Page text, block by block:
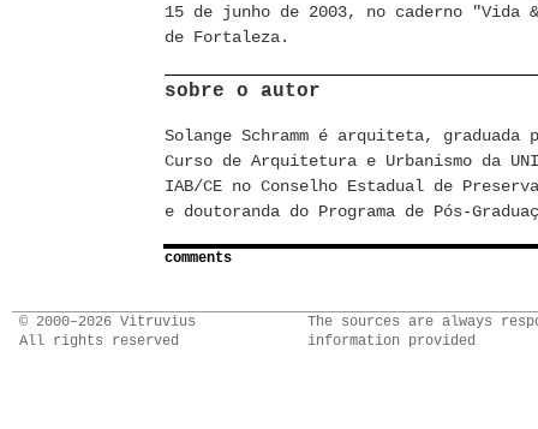
15 de junho de 2003, no caderno
de Fortaleza.
sobre o autor
Solange Schramm é arquiteta, graduada
Curso de Arquitetura e Urbanismo da
IAB/CE no Conselho Estadual de
e doutoranda do Programa de Pós-
comments
© 2000–2026 Vitruvius
All rights reserved
The sources are always
information provided